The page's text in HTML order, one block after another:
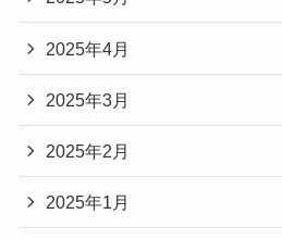
2025年4月
2025年3月
2025年2月
2025年1月